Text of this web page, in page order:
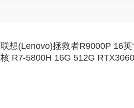
联想(Lenovo)拯救者R9000P 16
核 R7-5800H 16G 512G